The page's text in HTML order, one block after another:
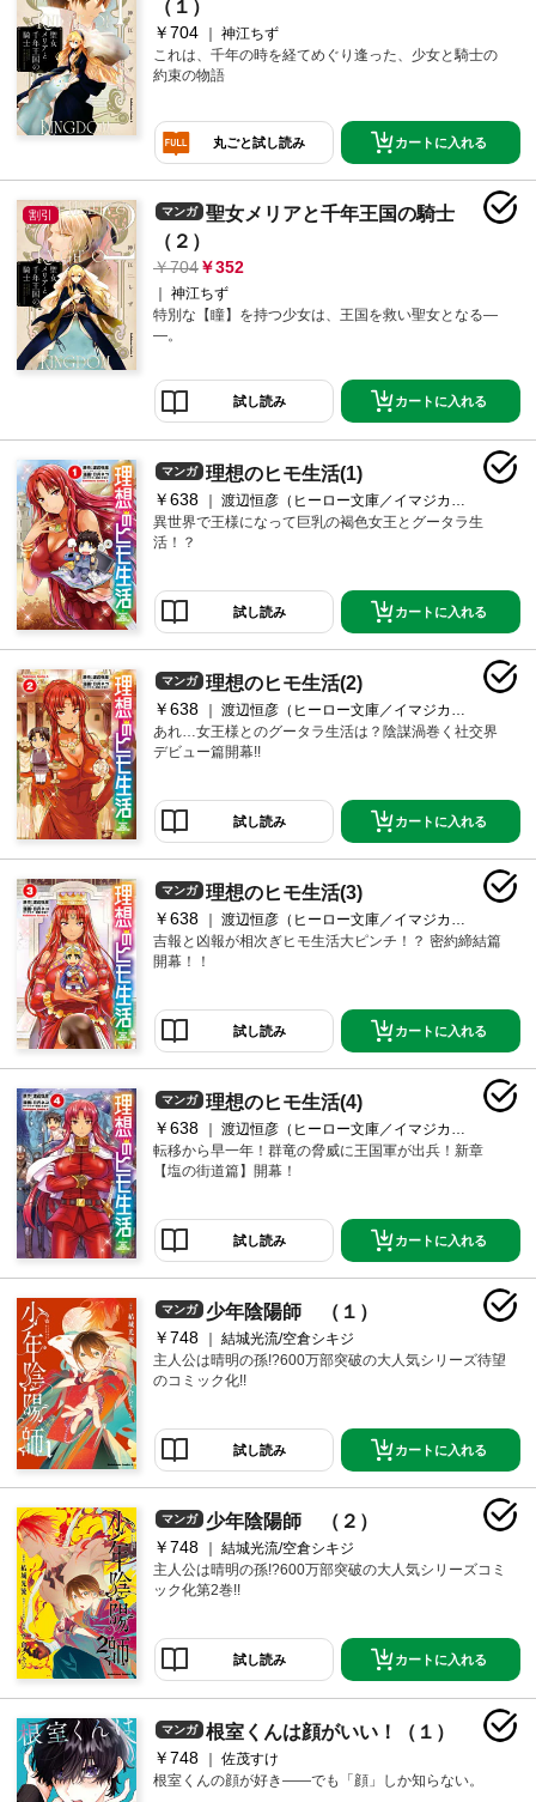
（１）
￥704
神江ちず
これは、千年の時を経てめぐり逢った、少女と騎士の
約束の物語
丸ごと試し読み カートに入れる
割引 マンガ
聖女メリアと千年王国の騎士
（２）
704 352
神江ちず
特別な【瞳】を持つ少女は、王国を救い聖女となる―
―。
試し読み カートに入れる
マンガ 理想のヒモ生活(1)
￥638
渡辺恒彦（ヒーロー文庫／イマジカインフォス）/日月ネコ/文倉十
異世界で王様になって巨乳の褐色女王とグータラ生
活！？
試し読み カートに入れる
マンガ 理想のヒモ生活(2)
￥638
渡辺恒彦（ヒーロー文庫／イマジカインフォス）/日月ネコ/文倉十
あれ…女王様とのグータラ生活は？陰謀渦巻く社交界
デビュー篇開幕!!
試し読み カートに入れる
マンガ 理想のヒモ生活(3)
￥638
渡辺恒彦（ヒーロー文庫／イマジカインフォス）/日月ネコ/文倉十
吉報と凶報が相次ぎヒモ生活大ピンチ！？ 密約締結篇
開幕！！
試し読み カートに入れる
マンガ 理想のヒモ生活(4)
￥638
渡辺恒彦（ヒーロー文庫／イマジカインフォス）/日月ネコ/文倉十
転移から早一年！群竜の脅威に王国軍が出兵！新章
【塩の街道篇】開幕！
試し読み カートに入れる
マンガ 少年陰陽師 （１）
￥748
結城光流/空倉シキジ
主人公は晴明の孫!?600万部突破の大人気シリーズ待望
のコミック化!!
試し読み カートに入れる
マンガ 少年陰陽師 （２）
￥748
結城光流/空倉シキジ
主人公は晴明の孫!?600万部突破の大人気シリーズコミ
ック化第2巻!!
試し読み カートに入れる
マンガ 根室くんは顔がいい！（１）
￥748
佐茂すけ
根室くんの顔が好き――でも「顔」しか知らない。